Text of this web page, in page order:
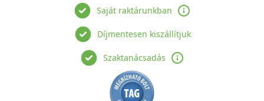
Saját raktárunkban
Díjmentesen kiszállítjuk
Szaktanácsadás